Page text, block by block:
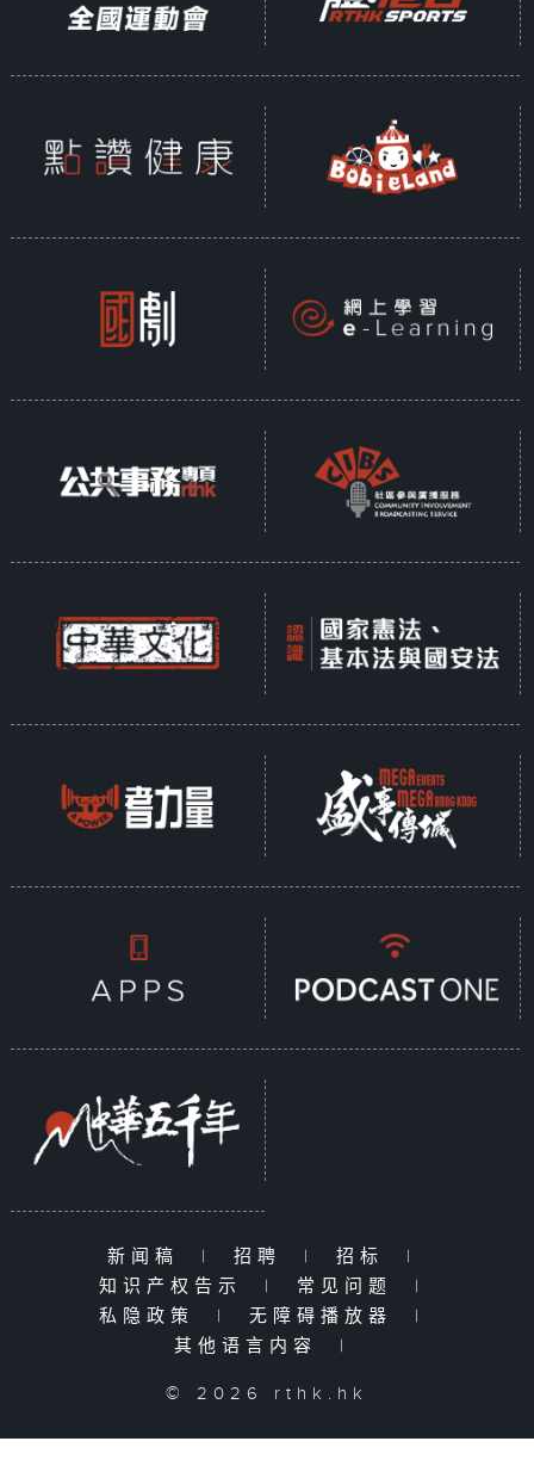
新闻稿 | 招聘 | 招标
|
知识产权告示
| 常见问题
|
私隐政策
| 无障碍播放器
|
其他语言内容
|
© 2026 rthk.hk